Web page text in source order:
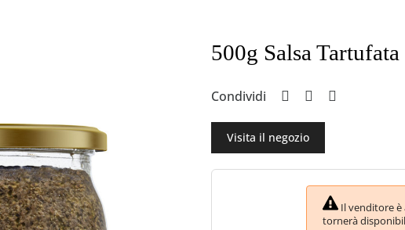
500g Salsa
Condividi
Visita il negozio
Il venditore è
tornerà